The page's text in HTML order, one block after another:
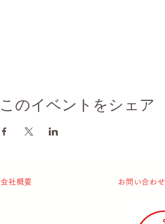
このイベントをシェア
会社概要 お問い合わせ